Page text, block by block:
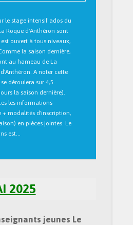
le stage intensif ados du
Roque d'Anthéron sont
ouvert à tous niveaux,
la saison dernière,
au hameau de La
A noter cette
déroulera sur 4,5
la saison dernière).
les informations
+ modalités d'inscription,
en pièces jointes. Le
est…
2025
jeunes Le